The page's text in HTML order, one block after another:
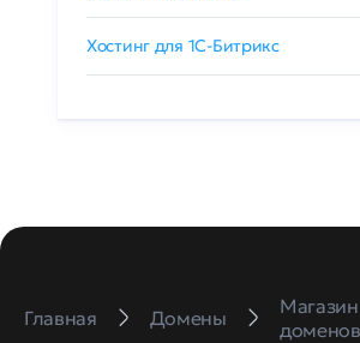
Хостинг для 1C-Битрикс
Главная Домены
Магазин
доменов